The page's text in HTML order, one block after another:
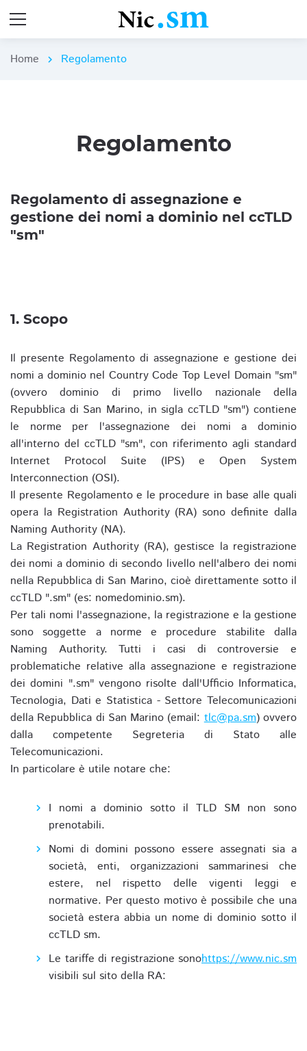
Home chevron_right Regolamento
Regolamento
Regolamento di assegnazione e
gestione dei nomi a dominio nel ccTLD
"sm"
1. Scopo
Il presente Regolamento di assegnazione e gestione dei
nomi a dominio nel Country Code Top Level Domain "sm"
(ovvero dominio di primo livello nazionale della
Repubblica di San Marino, in sigla ccTLD "sm") contiene
le norme per l'assegnazione dei nomi a dominio
all'interno del ccTLD "sm", con riferimento agli standard
Internet Protocol Suite (IPS) e Open System
Interconnection (OSI).
Il presente Regolamento e le procedure in base alle quali
opera la Registration Authority (RA) sono definite dalla
Naming Authority (NA).
La Registration Authority (RA), gestisce la registrazione
dei nomi a dominio di secondo livello nell'albero dei nomi
nella Repubblica di San Marino, cioè direttamente sotto il
ccTLD ".sm" (es: nomedominio.sm).
Per tali nomi l'assegnazione, la registrazione e la gestione
sono soggette a norme e procedure stabilite dalla
Naming Authority. Tutti i casi di controversie e
problematiche relative alla assegnazione e registrazione
dei domini ".sm" vengono risolte dall'Ufficio Informatica,
Tecnologia, Dati e Statistica - Settore Telecomunicazioni
della Repubblica di San Marino (email:tlc@pa.sm) ovvero
dalla competente Segreteria di Stato alle
Telecomunicazioni.
In particolare è utile notare che:
I nomi a dominio sotto il TLD SM non sono
prenotabili.
Nomi di domini possono essere assegnati sia a
società, enti, organizzazioni sammarinesi che
estere, nel rispetto delle vigenti leggi e
normative. Per questo motivo è possibile che una
società estera abbia un nome di dominio sotto il
ccTLD sm.
Le tariffe di registrazione sono
visibili sul sito della RA:
https://www.nic.sm